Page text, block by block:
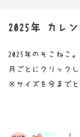
2025年 カレ
2025年のそこねこ
月ごとにクリック
※サイズを今までと